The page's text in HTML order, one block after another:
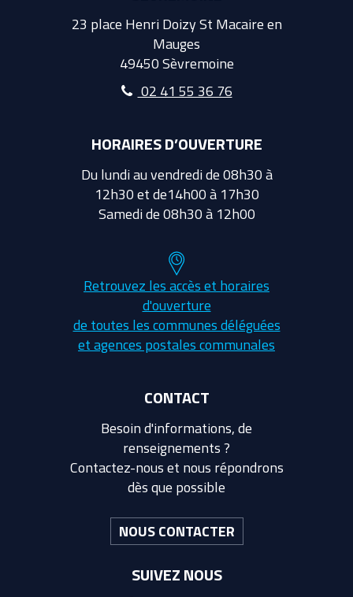
23 place Henri Doizy St Macaire en
Mauges
49450 Sèvremoine
02 41 55 36 76
HORAIRES D’OUVERTURE
Du lundi au vendredi de 08h30 à
12h30 et de14h00 à 17h30
Samedi de 08h30 à 12h00
Retrouvez les accès et horaires
d'ouverture
de toutes les communes déléguées
et agences postales communales
CONTACT
Besoin d'informations, de
renseignements ?
Contactez-nous et nous répondrons
dès que possible
NOUS CONTACTER
SUIVEZ NOUS